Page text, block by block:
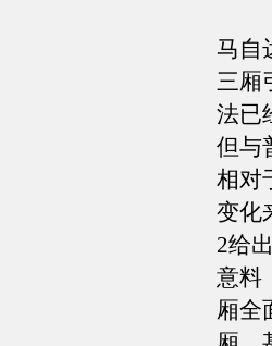
马自
三厢
法已
但与
相对
变化
2给
意料
厢全